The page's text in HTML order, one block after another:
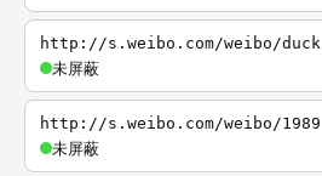
http://s.weibo.com/weibo/duck
未屏蔽
http://s.weibo.com/weibo/1989
未屏蔽